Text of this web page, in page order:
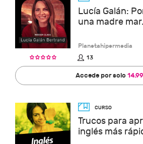
Lucía Galán:
una madre
Planetahipermedia
13
Accede por solo
Trucos para
inglés más